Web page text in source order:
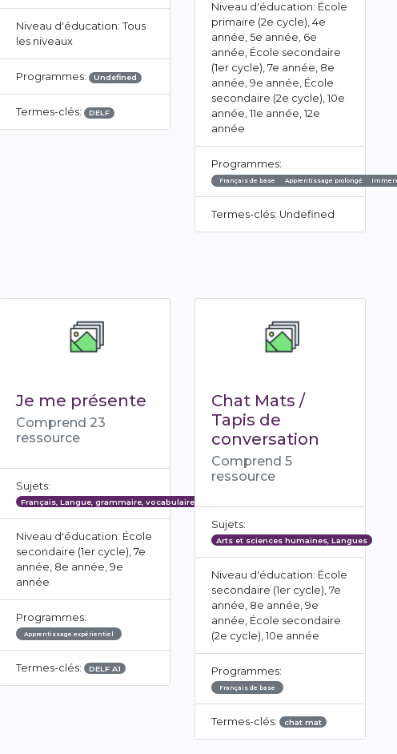
Niveau d'éducation: Tous
les niveaux
Programmes: Undefined
Termes-clés: DELF
Niveau d'éducation: École
primaire (2e cycle), 4e
année, 5e année, 6e
année, École secondaire
(1er cycle), 7e année, 8e
année, 9e année, École
secondaire (2e cycle), 10e
année, 11e année, 12e
année
Programmes:
Français de base Apprentissage prolongé
Termes-clés: Undefined
Je me présente
Comprend 23
ressource
Sujets:
Français, Langue, grammaire, vocabulaire
Niveau d'éducation: École
secondaire (1er cycle), 7e
année, 8e année, 9e
année
Programmes:
Apprentissage expérientiel
Termes-clés: DELF A1
Chat Mats /
Tapis de
conversation
Comprend 5
ressource
Sujets:
Arts et sciences humaines, Langues
Niveau d'éducation: École
secondaire (1er cycle), 7e
année, 8e année, 9e
année, École secondaire
(2e cycle), 10e année
Programmes:
Français de base
Termes-clés: chat mat